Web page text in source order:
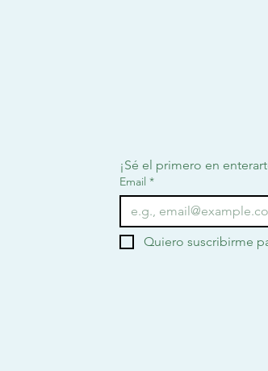
¡Sé el primero en
Email *
Quiero suscribirme